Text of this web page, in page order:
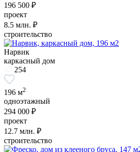
196 500 ₽
проект
8.5 млн. ₽
строительство
Нарвик
каркасный дом
254
196 м2
одноэтажный
294 000 ₽
проект
12.7 млн. ₽
строительство